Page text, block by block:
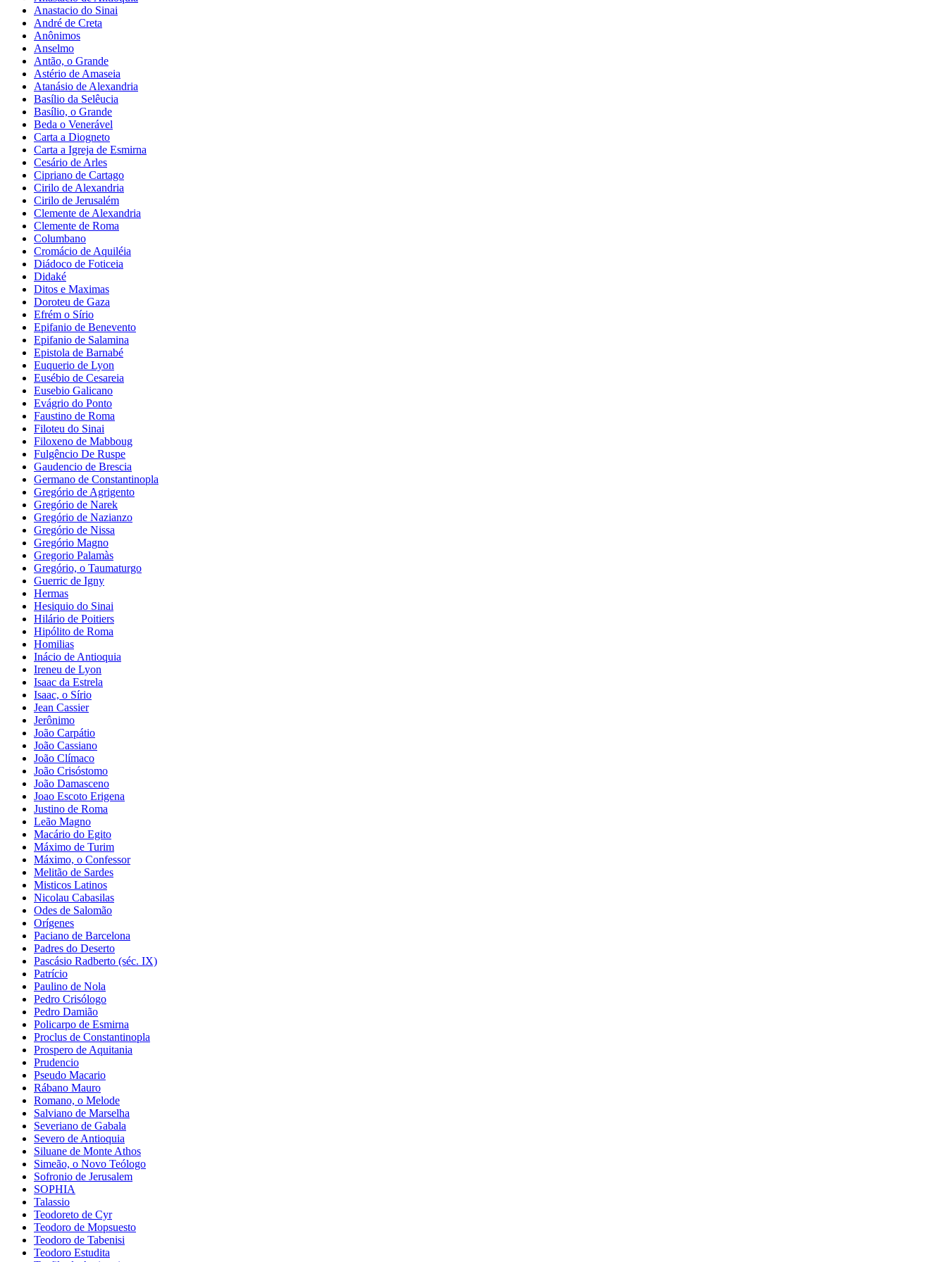
Anastacio do Sinai
André de Creta
Anônimos
Anselmo
Antão, o Grande
Astério de Amaseia
Atanásio de Alexandria
Basílio da Selêucia
Basílio, o Grande
Beda o Venerável
Carta a Diogneto
Carta a Igreja de Esmirna
Cesário de Arles
Cipriano de Cartago
Cirilo de Alexandria
Cirilo de Jerusalém
Clemente de Alexandria
Clemente de Roma
Columbano
Cromácio de Aquiléia
Diádoco de Foticeia
Didaké
Ditos e Maximas
Doroteu de Gaza
Efrém o Sírio
Epifanio de Benevento
Epifanio de Salamina
Epistola de Barnabé
Euquerio de Lyon
Eusébio de Cesareia
Eusebio Galicano
Evágrio do Ponto
Faustino de Roma
Filoteu do Sinai
Filoxeno de Mabboug
Fulgêncio De Ruspe
Gaudencio de Brescia
Germano de Constantinopla
Gregório de Agrigento
Gregório de Narek
Gregório de Nazianzo
Gregório de Nissa
Gregório Magno
Gregorio Palamàs
Gregório, o Taumaturgo
Guerric de Igny
Hermas
Hesiquio do Sinai
Hilário de Poitiers
Hipólito de Roma
Homilias
Inácio de Antioquia
Ireneu de Lyon
Isaac da Estrela
Isaac, o Sírio
Jean Cassier
Jerônimo
João Carpátio
João Cassiano
João Clímaco
João Crisóstomo
João Damasceno
Joao Escoto Erigena
Justino de Roma
Leão Magno
Macário do Egito
Máximo de Turim
Máximo, o Confessor
Melitão de Sardes
Misticos Latinos
Nicolau Cabasilas
Odes de Salomão
Orígenes
Paciano de Barcelona
Padres do Deserto
Pascásio Radberto (séc. IX)
Patrício
Paulino de Nola
Pedro Crisólogo
Pedro Damião
Policarpo de Esmirna
Proclus de Constantinopla
Prospero de Aquitania
Prudencio
Pseudo Macario
Rábano Mauro
Romano, o Melode
Salviano de Marselha
Severiano de Gabala
Severo de Antioquia
Siluane de Monte Athos
Simeão, o Novo Teólogo
Sofronio de Jerusalem
SOPHIA
Talassio
Teodoreto de Cyr
Teodoro de Mopsuesto
Teodoro de Tabenisi
Teodoro Estudita